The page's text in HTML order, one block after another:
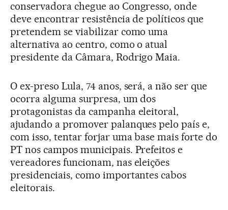
conservadora chegue ao Congresso, onde
deve encontrar resistência de políticos que
pretendem se viabilizar como uma
alternativa ao centro, como o atual
presidente da Câmara, Rodrigo Maia.
O ex-preso Lula, 74 anos, será, a não ser que
ocorra alguma surpresa, um dos
protagonistas da campanha eleitoral,
ajudando a promover palanques pelo país e,
com isso, tentar forjar uma base mais forte do
PT nos campos municipais. Prefeitos e
vereadores funcionam, nas eleições
presidenciais, como importantes cabos
eleitorais.